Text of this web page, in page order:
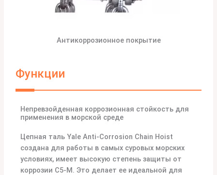
Антикоррозионное покрытие
Функции
Непревзойденная коррозионная стойкость для
применения в морской среде
Цепная таль Yale Anti-Corrosion Chain Hoist
создана для работы в самых суровых морских
условиях, имеет высокую степень защиты от
коррозии C5-M. Это делает ее идеальной для